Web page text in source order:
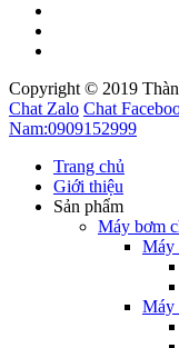
Copyright © 2019
Chat Zalo Chat
Nam:0909152999
Trang chủ
Giới thiệu
Sản phẩm
Máy bơm
Máy
Máy